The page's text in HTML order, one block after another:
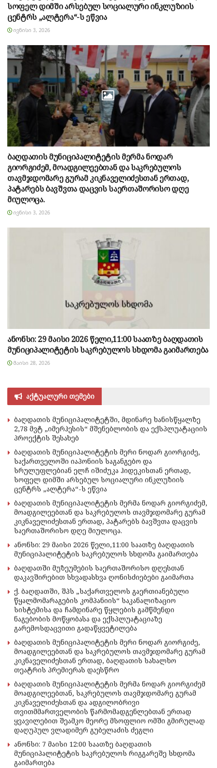
სოფელ დიმში არსებულ სოციალური ინკლუზიის
ცენტრს „ალტერა“-ს ეწვია
ᲘᲕᲜᲘᲡᲘ 3, 2026
ბაღდათის მუნიციპალიტეტის მერმა ნოდარ
გიორგიძემ, მოადგილეებთან და საკრებულოს
თავმჯდომარე გურამ კიკნაველიძესთან ერთად,
პატარებს ბავშვთა დაცვის საერთაშორისო დღე
მიულოცა.
ᲘᲕᲜᲘᲡᲘ 3, 2026
ანონსი: 29 მაისი 2026 წელი,11:00 საათზე ბაღდათის
მუნიციპალიტეტის საკრებულოს სხდომა გაიმართება
ᲛᲐᲘᲡᲘ 28, 2026
აქტუალური თემები
ბაღდათის მუნიციპალიტეტში, მდინარე ხანისწყალზე
2,78 მვტ „იმერჰესის“ მშენებლობის და ექსპლუატაციის
პროექტის შესახებ
ბაღდათის მუნიციპალიტეტის მერი ნოდარ გიორგიძე,
საქართველოში იაპონიის საგანგებო და
სრულუფლებიან ელჩ იშიძუკა ჰიდეკისთან ერთად,
სოფელ დიმში არსებულ სოციალური ინკლუზიის
ცენტრს „ალტერა“-ს ეწვია
ბაღდათის მუნიციპალიტეტის მერმა ნოდარ გიორგიძემ,
მოადგილეებთან და საკრებულოს თავმჯდომარე გურამ
კიკნაველიძესთან ერთად, პატარებს ბავშვთა დაცვის
საერთაშორისო დღე მიულოცა.
ანონსი: 29 მაისი 2026 წელი,11:00 საათზე ბაღდათის
მუნიციპალიტეტის საკრებულოს სხდომა გაიმართება
ბაღდათში მუზეუმების საერთაშორისო დღესთან
დაკავშირებით სხვადასხვა ღონისძიებები გაიმართა
ქ. ბაღდათში, შპს „საქართველოს გაერთიანებული
წყალმომარაგების კომპანიის“ საკანალიზაციო
სისტემისა და ჩამდინარე წყლების გამწმენდი
ნაგებობის მოწყობასა და ექსპლუატაციაზე
გარემოსდაცვითი გადაწყვეტილება
ბაღდათის მუნიციპალიტეტის მერი ნოდარ გიორგიძე,
მოადგილეებთან და საკრებულოს თავმჯდომარე გურამ
კიკნაველიძესთან ერთად, ბაღდათის სახალხო
თეატრის პრემიერას დაესწრო
ბაღდათის მუნიციპალიტეტის მერმა ნოდარ გიორგიძემ
მოადგილეებთან, საკრებულოს თავმჯდომარე გურამ
კიკნაველიძესთან და ადგილობრივი
თვითმმართველობის წარმომადგენლებთან ერთად
ყვავილებით შეამკო მეორე მსოფლიო ომში გმირულად
დაღუპულ ვლადიმერ გუბელაძის ძეგლი
ანონსი: 7 მაისი 12:00 საათზე ბაღდათის
მუნიციპალიტეტის საკრებულოს რიგგარეშე სხდომა
გაიმართება